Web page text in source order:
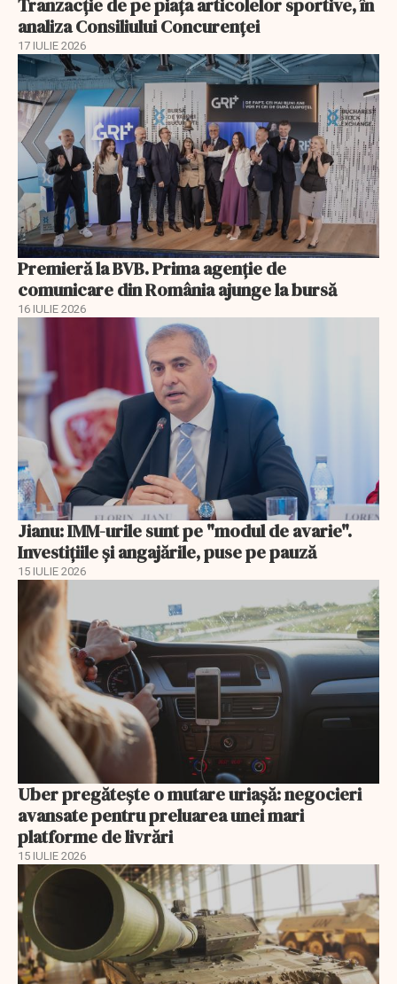
Tranzacție de pe piața articolelor sportive, în
analiza Consiliului Concurenţei
17 IULIE 2026
Premieră la BVB. Prima agenție de
comunicare din România ajunge la bursă
16 IULIE 2026
Jianu: IMM-urile sunt pe "modul de avarie".
Investițiile și angajările, puse pe pauză
15 IULIE 2026
Uber pregătește o mutare uriașă: negocieri
avansate pentru preluarea unei mari
platforme de livrări
15 IULIE 2026